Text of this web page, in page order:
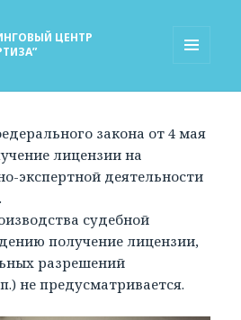
ЦЕНТР
закона от 4 мая
лицензии на
экспертной деятельности
судебной
получение лицензии,
разрешений
не предусматривается.